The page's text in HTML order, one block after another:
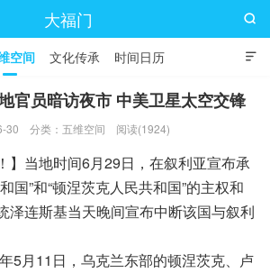
大福门

空间 文化传承 时间日历

官员暗访夜市 中美卫星太空交锋
30 分类： 五维空间 阅读(1924)
】当地时间6月29日，在叙利亚宣布承
国”和“顿涅茨克人民共和国”的主权和
泽连斯基当天晚间宣布中断该国与叙利
5月11日，乌克兰东部的顿涅茨克、卢